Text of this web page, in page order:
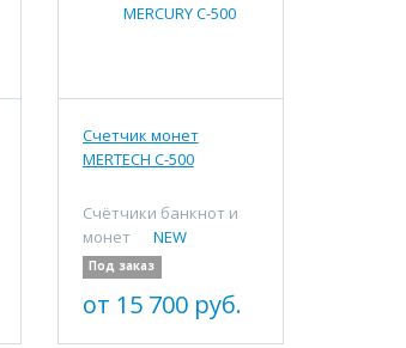
Счетчик монет
MERTECH C-500
Счётчики банкнот и
монет
Под заказ
от 15 700 руб.